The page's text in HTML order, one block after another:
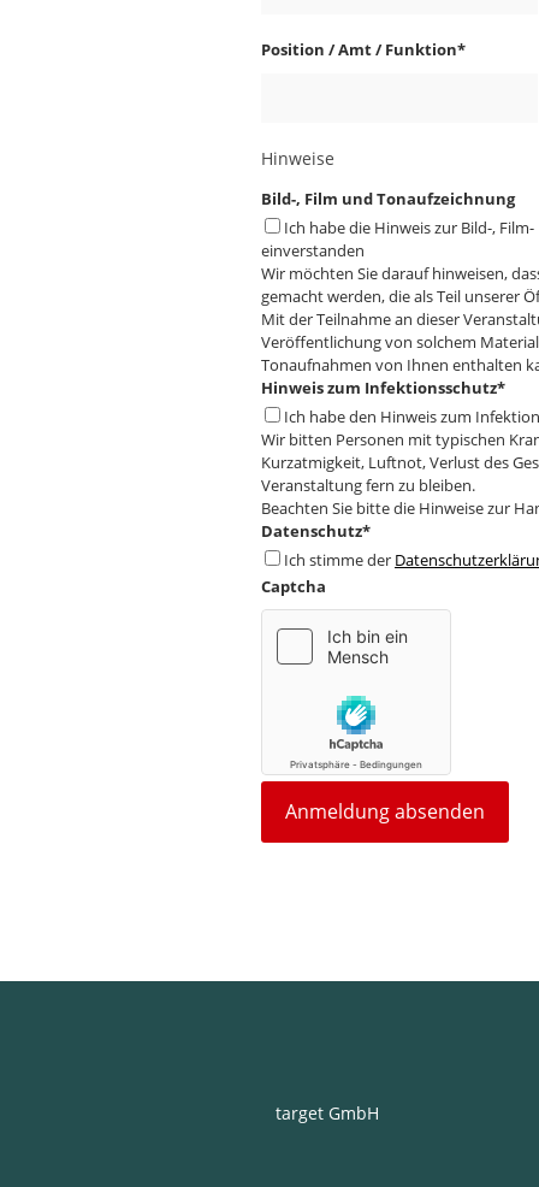
Position / Amt / Funktion*
Hinweise
Bild-, Film und Tonaufzeichnung
Ich habe die Hinweis zur Bild-,
einverstanden
Wir möchten Sie darauf hinweisen,
gemacht werden, die als Teil unserer
Mit der Teilnahme an dieser
Veröffentlichung von solchem
Tonaufnahmen von Ihnen enthalten
Hinweis zum Infektionsschutz*
Ich habe den Hinweis zum
Wir bitten Personen mit typischen
Kurzatmigkeit, Luftnot, Verlust des
Veranstaltung fern zu bleiben.
Beachten Sie bitte die Hinweise zur
Datenschutz*
Ich stimme der
Captcha
target GmbH